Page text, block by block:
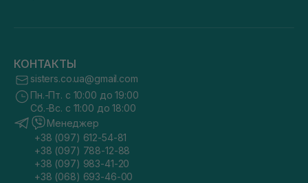
КОНТАКТЫ
sisters.co.ua@gmail.com
Пн.-Пт. с 10:00 до 19:00
Сб.-Вс. с 11:00 до 18:00
Менеджер
+38 (097) 612-54-81
+38 (097) 788-12-88
+38 (097) 983-41-20
+38 (068) 693-46-00